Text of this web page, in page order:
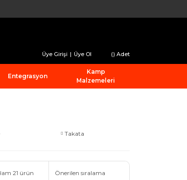
Üye Girişi | Üye Ol () Adet
Entegrasyon
Kamp
Malzemeleri
Takata
21 ürün